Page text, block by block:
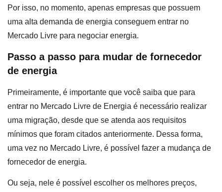
Por isso, no momento, apenas empresas que possuem
uma alta demanda de energia conseguem entrar no
Mercado Livre para negociar energia.
Passo a passo para mudar de fornecedor
de energia
Primeiramente, é importante que você saiba que para
entrar no Mercado Livre de Energia é necessário realizar
uma migração, desde que se atenda aos requisitos
mínimos que foram citados anteriormente. Dessa forma,
uma vez no Mercado Livre, é possível fazer a mudança de
fornecedor de energia.
Ou seja, nele é possível escolher os melhores preços,